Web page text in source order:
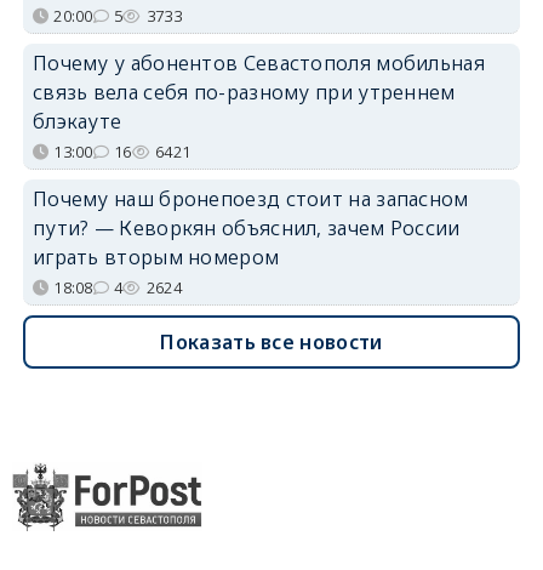
20:00 5 3733
Почему у абонентов Севастополя мобильная
связь вела себя по-разному при утреннем
блэкауте
13:00 16 6421
Почему наш бронепоезд стоит на запасном
пути? — Кеворкян объяснил, зачем России
играть вторым номером
18:08 4 2624
Показать все новости